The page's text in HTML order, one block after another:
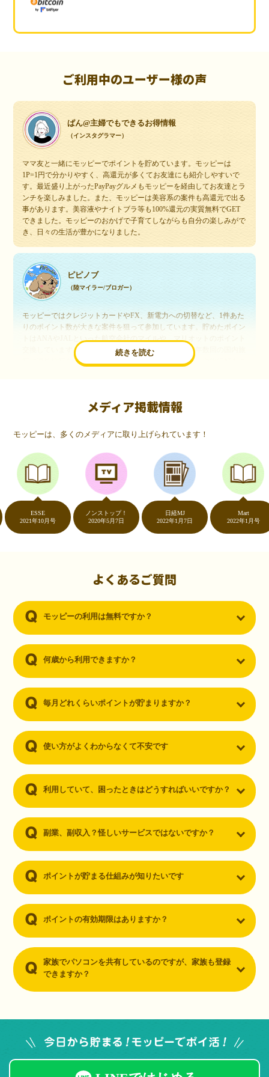
ご利用中のユーザー様の声
ぱん@主婦でもできるお得情報
（インスタグラマー）
ママ友と一緒にモッピーでポイントを貯めています。モッピーは
1P=1円で分かりやすく、高還元が多くてお友達にも紹介しやすいで
す。最近盛り上がったPayPayグルメもモッピーを経由してお友達とラ
ンチを楽しみました。また、モッピーは美容系の案件も高還元で出る
事があります。美容液やナイトブラ等も100%還元の実質無料でGET
できました。モッピーのおかげで子育てしながらも自分の楽しみがで
き、日々の生活が豊かになりました。
続きを読む
ピピノブ
（陸マイラー/ブロガー）
モッピーではクレジットカードやFX、新電力への切替など、1件あた
りのポイント数が大きな案件を狙って参加しています。貯めたポイン
交換しています。このようにすることで、ほぼ無料で年数回の国内旅
行や海外旅行を実現しています。モッピーは陸マイラーや旅行好きに
いつものネットショッピングが、モッピーでお得
（20代・女性）
友達に勧められてモッピーをはじめました。空いた時間にスマホで買
い物をすることが多いのですが、モッピーを経由するだけでショップ
のポイントとモッピーのポイントが二重で貯まることを知り、ビック
リ…！いつものネットショッピングをモッピーを経由するだけでポイ
ントが貯まるなんて…もっと早く教えてほしかった～！貯まったポイ
ントはギフト券に交換して、プチ贅沢を楽しんでます♪
（30代・男性）
ーを知りました。クレジットカードを発行するだけでポイントが貯ま
るならと無料登録して、クレジットカードの発行やアプリダウンロー
メディア掲載情報
モッピーは、多くのメディアに取り上げられています！
2021年10月号
ノンストップ！
2020年5月7日
日経MJ
2022年1月7日
2022年1月号
よくあるご質問
モッピーの利用は無料ですか？
何歳から利用できますか？
毎月どれくらいポイントが貯まりますか？
使い方がよくわからなくて不安です
利用していて、困ったときはどうすればいいですか？
副業、副収入？怪しいサービスではないですか？
ポイントが貯まる仕組みが知りたいです
ポイントの有効期限はありますか？
家族でパソコンを共有しているのですが、家族も登録
できますか？